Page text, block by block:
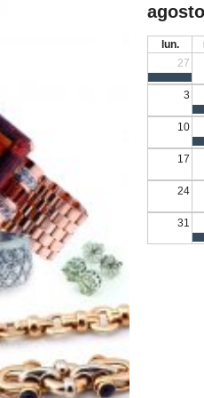
lun.
27
3
10
17
24
31